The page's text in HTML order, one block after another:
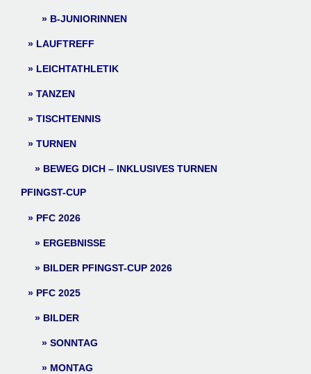
B-JUNIORINNEN
LAUFTREFF
LEICHTATHLETIK
TANZEN
TISCHTENNIS
TURNEN
BEWEG DICH – INKLUSIVES TURNEN
PFINGST-CUP
PFC 2026
ERGEBNISSE
BILDER PFINGST-CUP 2026
PFC 2025
BILDER
SONNTAG
MONTAG